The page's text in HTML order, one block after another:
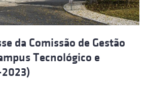
da Comissão de Gestão
Tecnológico e